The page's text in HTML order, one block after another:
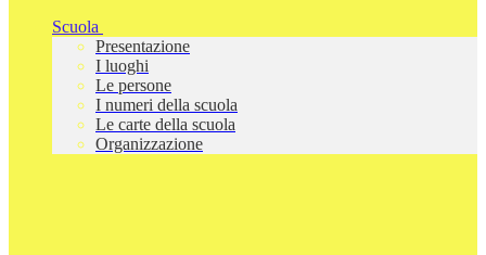
Scuola
Presentazione
I luoghi
Le persone
I numeri della scuola
Le carte della scuola
Organizzazione